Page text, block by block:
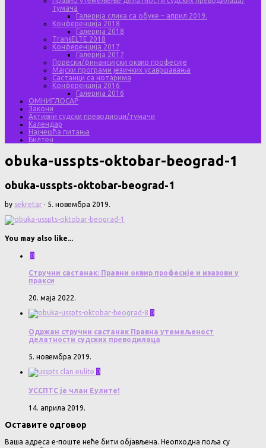
тумача
Галерија слика са обуке – април 2019.
Конференција 2018
Галерија 2018
TransELTE 2018
Конференција 2017
Галерија 2017
Порески/финансијски оквир професије
Мајски програми језичких усавршавања
Састанци са нотарима
Конференција 2016
Галерија 2016
ОМНИГЛОСАР
Закони
Активни судски преводиоци/тумачи
Календар
Најчешћа питања
Билтен
obuka-usspts-oktobar-beograd-1
obuka-usspts-oktobar-beograd-1
by sekretar · 5. новембра 2019.
You may also like...
0
Стручни састанак: Правни оквир професије и изазови у
пракси
20. маја 2022.
0
Одржан стручни састанак Правна утемељеност
делатности судских преводилаца
5. новембра 2019.
0
УССПТС је члан Еулите!
14. априла 2019.
Оставите одговор
Ваша адреса е-поште неће бити објављена. Неопходна поља су